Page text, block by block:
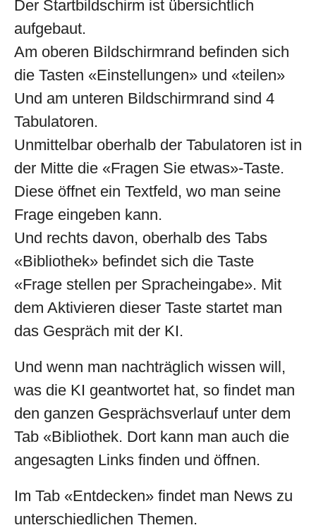
Der Startbildschirm ist übersichtlich
aufgebaut.
Am oberen Bildschirmrand befinden sich
die Tasten «Einstellungen» und «teilen»
Und am unteren Bildschirmrand sind 4
Tabulatoren.
Unmittelbar oberhalb der Tabulatoren ist in
der Mitte die «Fragen Sie etwas»-Taste.
Diese öffnet ein Textfeld, wo man seine
Frage eingeben kann.
Und rechts davon, oberhalb des Tabs
«Bibliothek» befindet sich die Taste
«Frage stellen per Spracheingabe». Mit
dem Aktivieren dieser Taste startet man
das Gespräch mit der KI.
Und wenn man nachträglich wissen will,
was die KI geantwortet hat, so findet man
den ganzen Gesprächsverlauf unter dem
Tab «Bibliothek. Dort kann man auch die
angesagten Links finden und öffnen.
Im Tab «Entdecken» findet man News zu
unterschiedlichen Themen.